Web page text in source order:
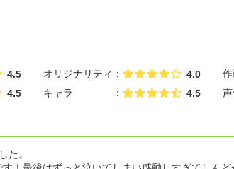
4.5 オリジナリティ 4.0
4.5 キャラ 4.5
た。